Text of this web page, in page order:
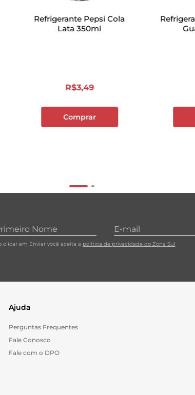
Refrigerante Pepsi Cola
Lata 350ml
R$3,49
Comprar
clicar em Enviar você aceita a política de privacidade do Zona Sul
Ajuda
Perguntas Frequentes
Fale Conosco
Fale com o DPO